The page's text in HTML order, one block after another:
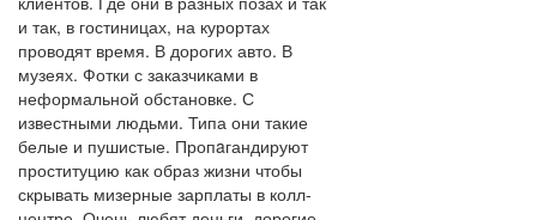
и так, в гостиницах, на курортах
проводят время. В дорогих авто. В
музеях. Фотки с заказчиками в
неформальной обстановке. С
известными людьми. Типа они такие
белые и пушистые. Пропaгандируют
проституцию как образ жизни чтобы
скрывать мизерные зарплаты в колл-